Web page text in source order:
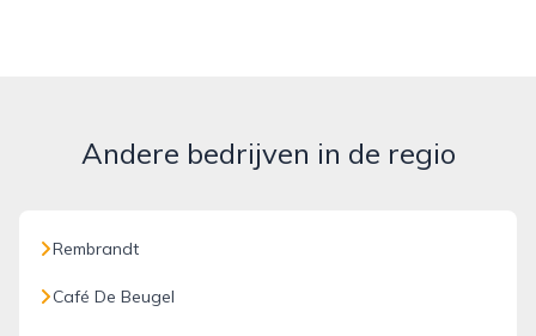
Andere bedrijven in de regio
Rembrandt
Café De Beugel